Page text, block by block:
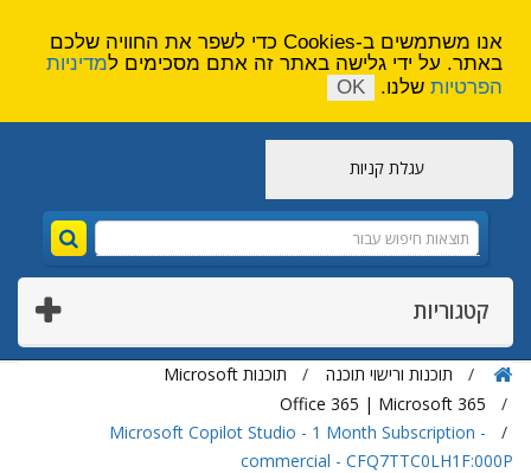
עגלת קניות
קטגוריות
תוכנות ורישוי תוכנה
תוכנות Microsoft
Office 365 | Microsoft 365
Microsoft Copilot Studio - 1 Month Subscription -
commercial - CFQ7TTC0LH1F:000P
אנו משתמשים ב-Cookies כדי לשפר את החוויה שלכם
באתר. על ידי גלישה באתר זה אתם מסכימים למדיניות
הפרטיות שלנו. OK